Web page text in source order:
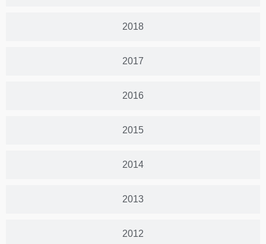
2018
2017
2016
2015
2014
2013
2012